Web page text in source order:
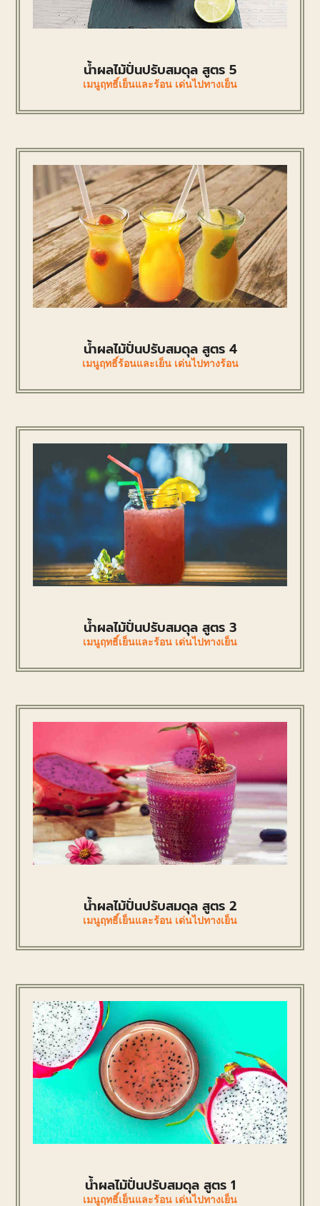
น้ำผลไม้ปั่นปรับสมดุล สูตร 5
เมนูฤทธิ์เย็นและร้อน เด่นไปทางเย็น
น้ำผลไม้ปั่นปรับสมดุล สูตร 4
เมนูฤทธิ์ร้อนและเย็น เด่นไปทางร้อน
น้ำผลไม้ปั่นปรับสมดุล สูตร 3
เมนูฤทธิ์เย็นและร้อน เด่นไปทางเย็น
น้ำผลไม้ปั่นปรับสมดุล สูตร 2
เมนูฤทธิ์เย็นและร้อน เด่นไปทางเย็น
น้ำผลไม้ปั่นปรับสมดุล สูตร 1
เมนูฤทธิ์เย็นและร้อน เด่นไปทางเย็น